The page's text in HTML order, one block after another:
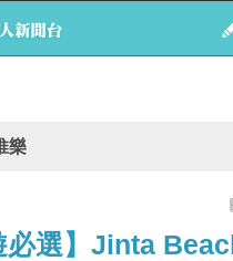
樂
必選】Jinta